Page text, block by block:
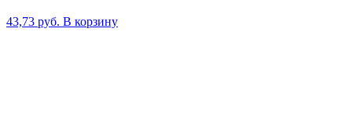
43,73 руб. В корзину